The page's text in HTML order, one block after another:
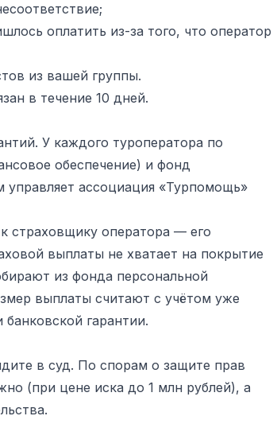
оплатить из-за того, что оператор
из вашей группы.
в течение 10 дней.
У каждого туроператора по
обеспечение) и фонд
управляет ассоциация «Турпомощь»
страховщику оператора — его
выплаты не хватает на покрытие
из фонда персональной
выплаты считают с учётом уже
гарантии.
в суд. По спорам о защите прав
(при цене иска до 1 млн рублей), а